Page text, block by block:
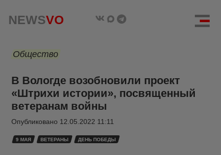
NEWSVO
Общество
В Вологде возобновили проект
«Штрихи истории», посвященный
ветеранам войны
Опубликовано 12.05.2022 11:11
9 МАЯ ВЕТЕРАНЫ ДЕНЬ ПОБЕДЫ